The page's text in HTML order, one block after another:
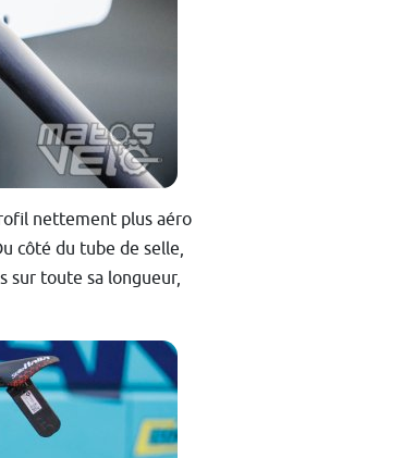
nettement plus aéro
côté du tube de selle,
sur toute sa longueur,